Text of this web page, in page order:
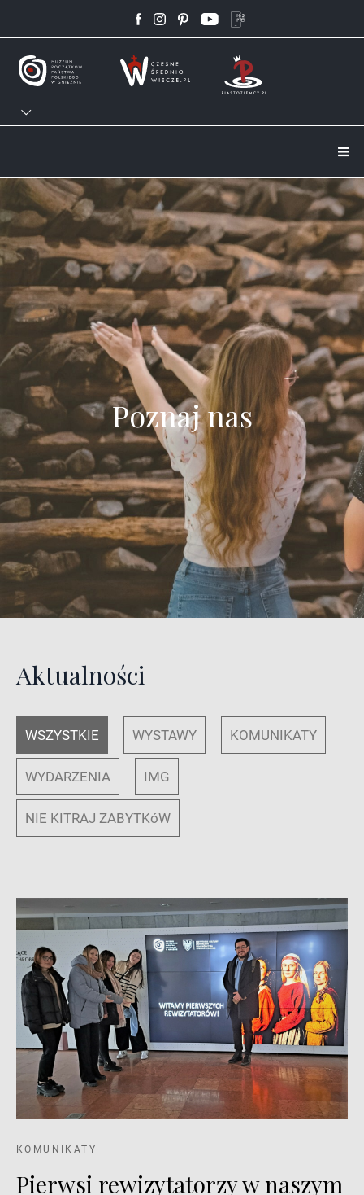
Poznaj nas
Aktualności
WSZYSTKIE WYSTAWY KOMUNIKATY
WYDARZENIA IMG
NIE KITRAJ ZABYTKóW
KOMUNIKATY
Pierwsi rewizytatorzy w naszym